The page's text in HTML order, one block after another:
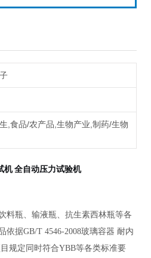
,食品/农产品,生物产业,制药/生物
机 全自动压力试验机
料瓶、输液瓶、抗生素西林瓶等各
依据GB/T 4546-2008玻璃容器 耐内
规定同时符合YBB等各类标准要